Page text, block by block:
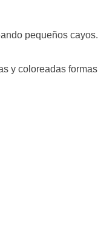
pequeños cayos.
y coloreadas formas